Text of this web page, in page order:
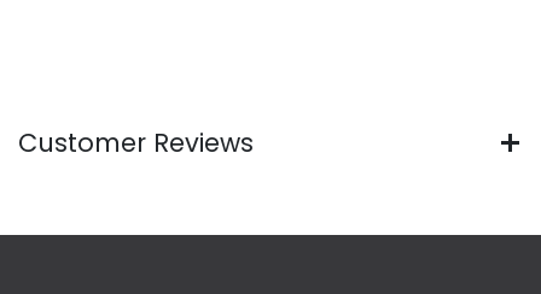
Customer Reviews